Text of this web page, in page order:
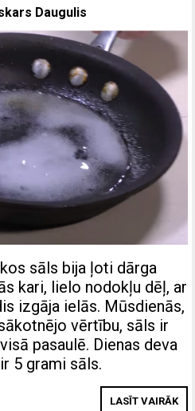
Daugulis
sāls bija ļoti dārga
kari, lielo nodokļu dēļ, ar
izgāja ielās. Mūsdienās,
vērtību, sāls ir
pasaulē. Dienas deva
5 grami sāls.
LASĪT VAIRĀK